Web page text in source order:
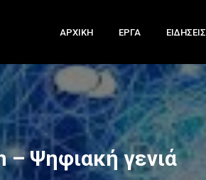
ΑΡΧΙΚΗ ΕΡΓΑ ΕΙΔΗΣΕΙΣ
– Ψηφιακή γενιά